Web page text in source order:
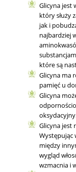
Glicyna jest
który służy
jak i
najbardziej
które są
Glicyna ma
pamięć u
Glicyna
Glicyna jest
Występując
między
wygląd
wzmacnia i